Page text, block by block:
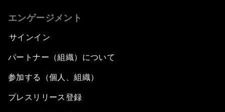
エンゲージメント
サインイン
パートナー（組織）について
参加する（個人、組織）
プレスリリース登録